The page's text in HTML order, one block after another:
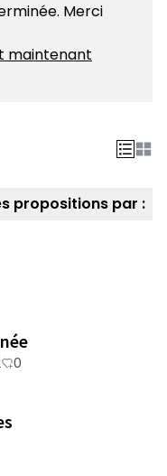
Merci
maintenant
propositions par :
0